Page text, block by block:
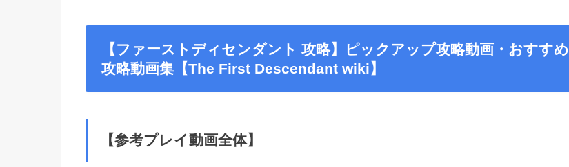
【ファーストディセンダント 攻略】ピックアップ攻略動画・おすすめ
攻略動画集【The First Descendant wiki】
【参考プレイ動画全体】